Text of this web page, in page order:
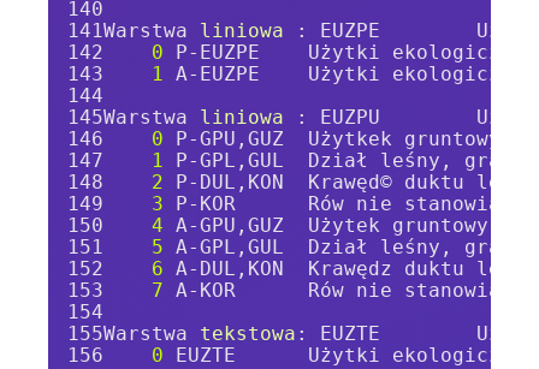
Warstwa liniowa
: EUZPE
0 P-EUZPE    Użytki ekologiczne
1 A-EUZPE    Użytki ekologiczne
Warstwa liniowa
: EUZPU
0 P-GPU,GUZ  Użytkek gruntowy,
1 P-GPL,GUL  Dział leśny,
2 P-DUL,KON  Krawęd© duktu
3 P-KOR      Rów nie
4 A-GPU,GUZ  Użytek gruntowy,
5 A-GPL,GUL  Dział leśny,
6 A-DUL,KON  Krawędz duktu
7 A-KOR      Rów nie
Warstwa tekstowa : EUZTE
0 EUZTE      Użytki ekologiczne